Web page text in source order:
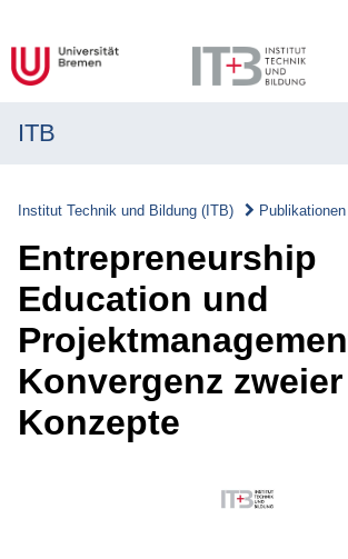
Transfer
Projekte
Publikationen
Publikationen
ITB
Institut Technik und Bildung (ITB) Publikationen
Entrepreneurship
Education und
Konvergenz zweier
Konzepte